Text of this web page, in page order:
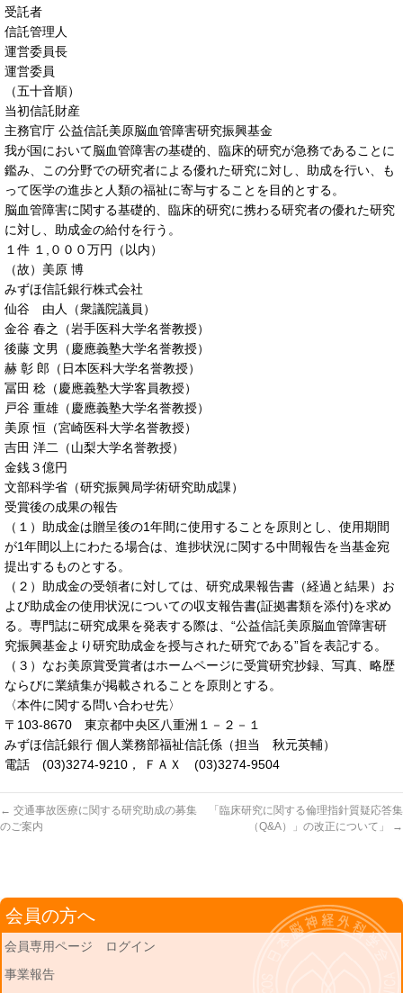
受託者
信託管理人
運営委員長
運営委員
（五十音順）
当初信託財産
主務官庁 公益信託美原脳血管障害研究振興基金
我が国において脳血管障害の基礎的、臨床的研究が急務であることに
鑑み、この分野での研究者による優れた研究に対し、助成を行い、も
って医学の進歩と人類の福祉に寄与することを目的とする。
脳血管障害に関する基礎的、臨床的研究に携わる研究者の優れた研究
に対し、助成金の給付を行う。
１件 １,０００万円（以内）
（故）美原 博
みずほ信託銀行株式会社
仙谷 由人（衆議院議員）
金谷 春之（岩手医科大学名誉教授）
後藤 文男（慶應義塾大学名誉教授）
赫 彰 郎（日本医科大学名誉教授）
冨田 稔（慶應義塾大学客員教授）
戸谷 重雄（慶應義塾大学名誉教授）
美原 恒（宮崎医科大学名誉教授）
吉田 洋二（山梨大学名誉教授）
金銭３億円
文部科学省（研究振興局学術研究助成課）
受賞後の成果の報告
（１）助成金は贈呈後の1年間に使用することを原則とし、使用期間
が1年間以上にわたる場合は、進捗状況に関する中間報告を当基金宛
提出するものとする。
（２）助成金の受領者に対しては、研究成果報告書（経過と結果）お
よび助成金の使用状況についての収支報告書(証拠書類を添付)を求め
る。専門誌に研究成果を発表する際は、“公益信託美原脳血管障害研
究振興基金より研究助成金を授与された研究である”旨を表記する。
（３）なお美原賞受賞者はホームページに受賞研究抄録、写真、略歴
ならびに業績集が掲載されることを原則とする。
〈本件に関する問い合わせ先〉
〒103-8670 東京都中央区八重洲１－２－１
みずほ信託銀行 個人業務部福祉信託係（担当 秋元英輔）
電話 (03)3274-9210， ＦＡＸ (03)3274-9504
← 交通事故医療に関する研究助成の募集
のご案内
「臨床研究に関する倫理指針質疑応答集
（Q&A）」の改正について」
→
会員の方へ
会員専用ページ ログイン
事業報告